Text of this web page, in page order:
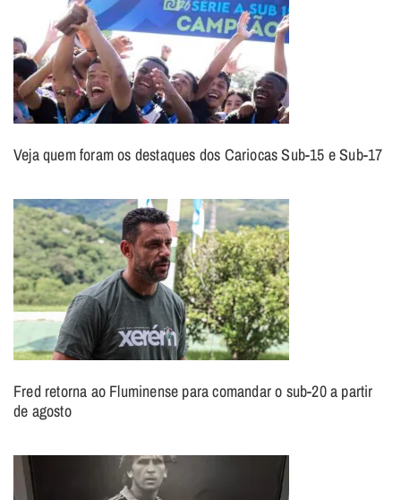
Veja quem foram os destaques dos Cariocas Sub-15 e Sub-17
Fred retorna ao Fluminense para comandar o sub-20 a partir
de agosto